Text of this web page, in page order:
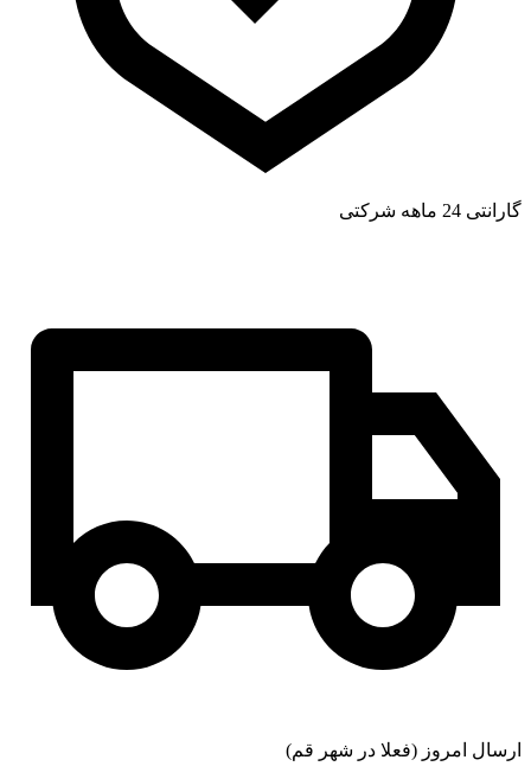
گارانتی 24 ماهه شرکتی
ارسال امروز (فعلا در شهر قم)